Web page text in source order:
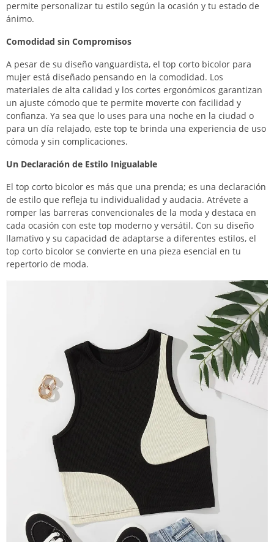
permite personalizar tu estilo según la ocasión y tu estado de
ánimo.
Comodidad sin Compromisos
A pesar de su diseño vanguardista, el top corto bicolor para
mujer está diseñado pensando en la comodidad. Los
materiales de alta calidad y los cortes ergonómicos garantizan
un ajuste cómodo que te permite moverte con facilidad y
confianza. Ya sea que lo uses para una noche en la ciudad o
para un día relajado, este top te brinda una experiencia de uso
cómoda y sin complicaciones.
Un Declaración de Estilo Inigualable
El top corto bicolor es más que una prenda; es una declaración
de estilo que refleja tu individualidad y audacia. Atrévete a
romper las barreras convencionales de la moda y destaca en
cada ocasión con este top moderno y versátil. Con su diseño
llamativo y su capacidad de adaptarse a diferentes estilos, el
top corto bicolor se convierte en una pieza esencial en tu
repertorio de moda.